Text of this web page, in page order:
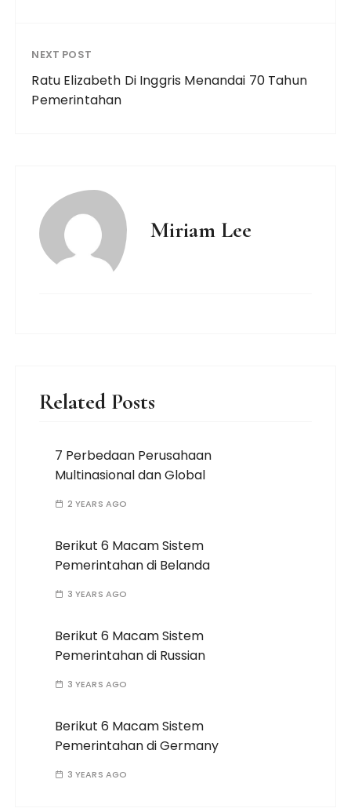
NEXT POST
Ratu Elizabeth Di Inggris Menandai 70 Tahun
Pemerintahan
Miriam Lee
Related Posts
7 Perbedaan Perusahaan
Multinasional dan Global
2 YEARS AGO
Berikut 6 Macam Sistem
Pemerintahan di Belanda
3 YEARS AGO
Berikut 6 Macam Sistem
Pemerintahan di Russian
3 YEARS AGO
Berikut 6 Macam Sistem
Pemerintahan di Germany
3 YEARS AGO